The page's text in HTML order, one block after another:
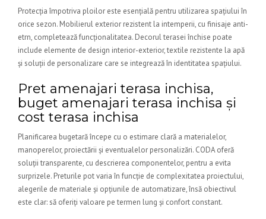
Protecția împotriva ploilor este esențială pentru utilizarea spațiului în
orice sezon. Mobilierul exterior rezistent la intemperii, cu finisaje anti-
etrn, completează funcționalitatea. Decorul terasei închise poate
include elemente de design interior-exterior, textile rezistente la apă
și soluții de personalizare care se integrează în identitatea spațiului.
Pret amenajari terasa inchisa,
buget amenajari terasa inchisa și
cost terasa inchisa
Planificarea bugetară începe cu o estimare clară a materialelor,
manoperelor, proiectării și eventualelor personalizări. CODA oferă
soluții transparente, cu descrierea componentelor, pentru a evita
surprizele. Preturile pot varia în funcție de complexitatea proiectului,
alegerile de materiale și opțiunile de automatizare, însă obiectivul
este clar: să oferiți valoare pe termen lung și confort constant.